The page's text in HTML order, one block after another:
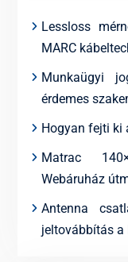
Lessloss
MARC
Munkaügyi
érdemes
Hogyan fejti ki
Matrac
Webáruház
Antenna
jeltovábbítás a